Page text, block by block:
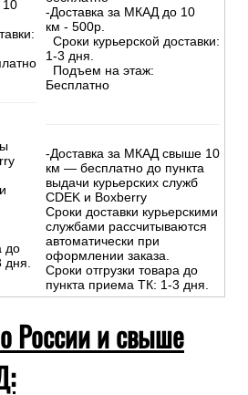
10
до
дня.
-Доставка за МКАД до 10
км - 500р.
Сроки курьерской доставки:
1-3 дня.
Подъем на этаж:
Бесплатно
-Доставка за МКАД свыше 10
км — бесплатно до пункта
выдачи курьерских служб
CDEK и Boxberry
Сроки доставки курьерскими
службами рассчитываются
автоматически при
оформлении заказа.
Сроки отгрузки товара до
пункта приема ТК: 1-3 дня.
России и свыше